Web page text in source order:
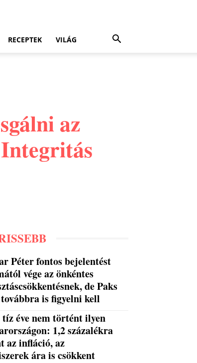
RECEPTEK VILÁG
az
Péter fontos bejelentést
vége az önkéntes
de Paks
is figyelni kell
éve nem történt ilyen
1,2 százalékra
az infláció, az
ára is csökkent